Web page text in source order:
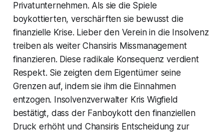
Privatunternehmen. Als sie die Spiele
boykottierten, verschärften sie bewusst die
finanzielle Krise. Lieber den Verein in die Insolvenz
treiben als weiter Chansiris Missmanagement
finanzieren. Diese radikale Konsequenz verdient
Respekt. Sie zeigten dem Eigentümer seine
Grenzen auf, indem sie ihm die Einnahmen
entzogen. Insolvenzverwalter Kris Wigfield
bestätigt, dass der Fanboykott den finanziellen
Druck erhöht und Chansiris Entscheidung zur